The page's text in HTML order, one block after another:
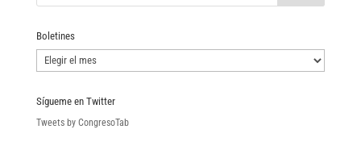
Boletines
Boletines
Sígueme en Twitter
Tweets by CongresoTab